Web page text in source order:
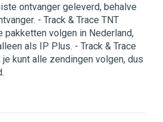
ontvanger geleverd, behalve
- Track & Trace TNT
pakketten volgen in Nederland,
als IP Plus. - Track & Trace
kunt alle zendingen volgen, dus